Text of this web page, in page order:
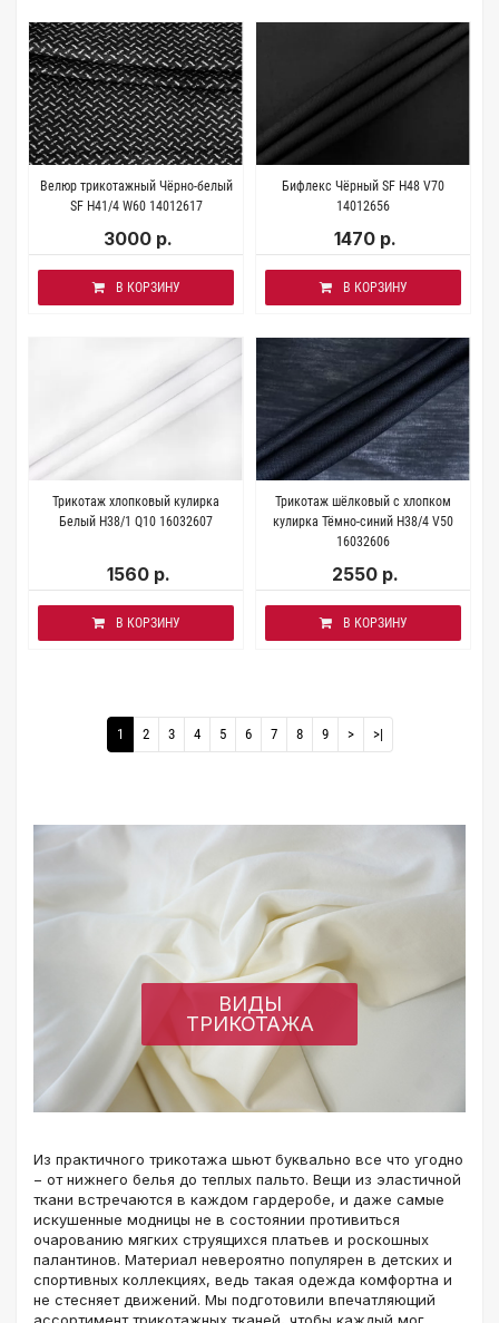
Велюр трикотажный Чёрно-белый
SF H41/4 W60 14012617
3000 р.
В КОРЗИНУ
Бифлекс Чёрный SF H48 V70
14012656
1470 р.
В КОРЗИНУ
Трикотаж хлопковый кулирка
Белый H38/1 Q10 16032607
1560 р.
В КОРЗИНУ
Трикотаж шёлковый с хлопком
кулирка Тёмно-синий H38/4 V50
16032606
2550 р.
В КОРЗИНУ
1 2 3 4 5 6 7 8 9 > >|
ВИДЫ
ТРИКОТАЖА
Из практичного трикотажа шьют буквально все что угодно
− от нижнего белья до теплых пальто. Вещи из эластичной
ткани встречаются в каждом гардеробе, и даже самые
искушенные модницы не в состоянии противиться
очарованию мягких струящихся платьев и роскошных
палантинов. Материал невероятно популярен в детских и
спортивных коллекциях, ведь такая одежда комфортна и
не стесняет движений. Мы подготовили впечатляющий